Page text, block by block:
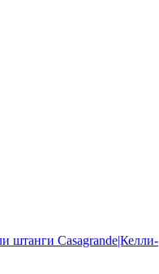
штанги Casagrande|Келли-